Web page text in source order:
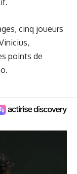
cinq joueurs
points de